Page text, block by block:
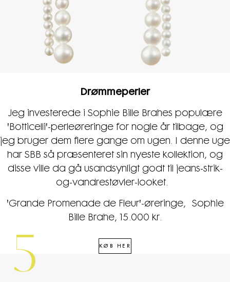
Drømmeperler
Jeg investerede i Sophie Bille Brahes populære
'Botticelli'-perleøreringe for nogle år tilbage, og
jeg bruger dem flere gange om ugen. I denne uge
har SBB så præsenteret sin nyeste kollektion, og
disse ville da gå usandsynligt godt til jeans-strik-
og-vandrestøvler-looket.
'Grande Promenade de Fleur'-øreringe, Sophie
Bille Brahe, 15.000 kr.
KØB HER
5